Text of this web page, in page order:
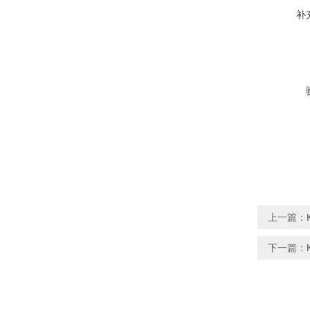
补
上一篇：
下一篇：